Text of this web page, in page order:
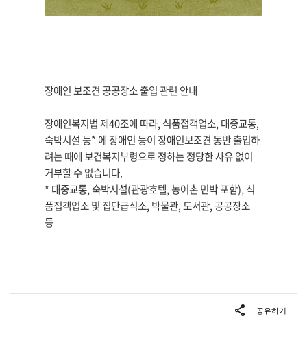
장애인 보조견 공공장소 출입 관련 안내
장애인복지법 제40조에 따라, 식품접객업소, 대중교통,
숙박시설 등* 에 장애인 등이 장애인보조견 동반 출입하
려는 때에 보건복지부령으로 정하는 정당한 사유 없이
거부할 수 없습니다.
* 대중교통, 숙박시설(관광호텔, 농어촌 민박 포함), 식
품접객업소 및 집단급식소, 박물관, 도서관, 공공장소
등